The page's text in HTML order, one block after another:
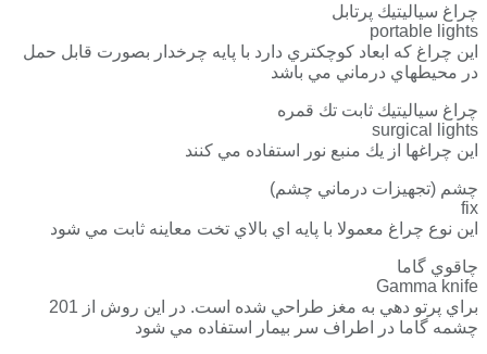
چراغ سياليتيك پرتابل
portable lights
اين چراغ كه ابعاد كوچكتري دارد با پايه چرخدار بصورت قابل حمل
در محيطهاي درماني مي باشد
چراغ سياليتيك ثابت تك قمره
surgical lights
اين چراغها از يك منبع نور استفاده مي كنند
چشم (تجهيزات درماني چشم)
fix
اين نوع چراغ معمولا با پايه اي بالاي تخت معاينه ثابت مي شود
چاقوي گاما
Gamma knife
براي پرتو دهي به مغز طراحي شده است. در اين روش از 201
چشمه گاما در اطراف سر بيمار استفاده مي شود